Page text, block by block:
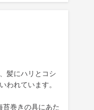
髪にハリとコシ
われています。
苔巻きの具にあた